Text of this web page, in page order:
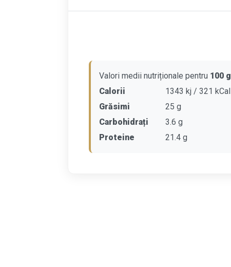
Valori medii nutriționale pentru 100 g
Calorii
1343 kj / 321 kCal
Grăsimi
25 g
Carbohidrați
3.6 g
Proteine
21.4 g